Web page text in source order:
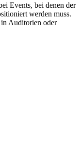
Events, bei denen der
werden muss.
Auditorien oder